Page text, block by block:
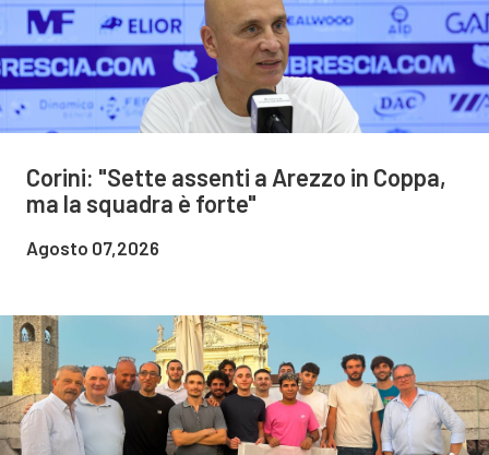
Corini: "Sette assenti a Arezzo in Coppa,
ma la squadra è forte"
Agosto 07,2026